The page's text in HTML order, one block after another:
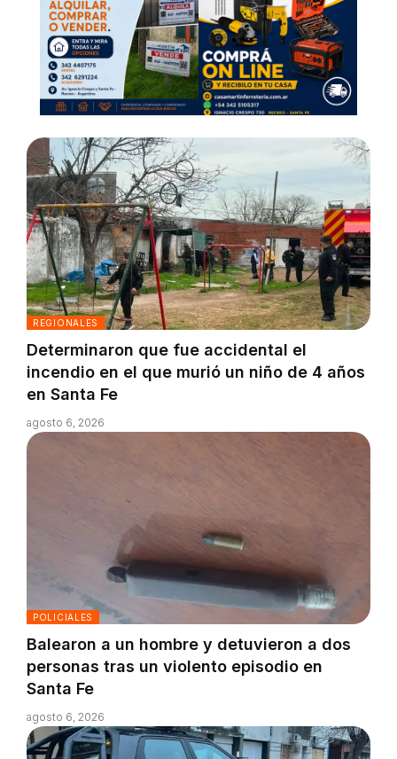
REGIONALES
Determinaron que fue accidental el
incendio en el que murió un niño de 4 años
en Santa Fe
agosto 6, 2026
POLICIALES
Balearon a un hombre y detuvieron a dos
personas tras un violento episodio en
Santa Fe
agosto 6, 2026